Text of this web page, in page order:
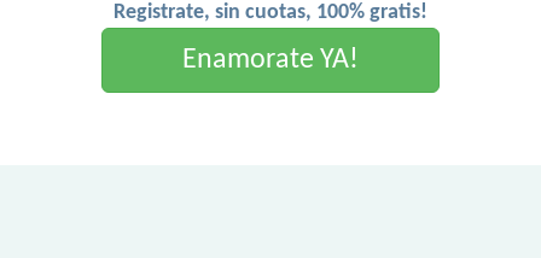
Registrate, sin cuotas, 100% gratis!
Enamorate YA!